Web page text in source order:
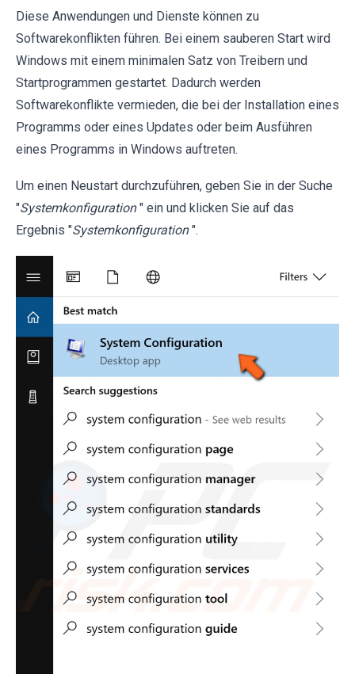
Diese Anwendungen und Dienste können zu
Softwarekonflikten führen. Bei einem sauberen Start wird
Windows mit einem minimalen Satz von Treibern und
Startprogrammen gestartet. Dadurch werden
Softwarekonflikte vermieden, die bei der Installation eines
Programms oder eines Updates oder beim Ausführen
eines Programms in Windows auftreten.
Um einen Neustart durchzuführen, geben Sie in der Suche
"Systemkonfiguration " ein und klicken Sie auf das
Ergebnis "Systemkonfiguration ".